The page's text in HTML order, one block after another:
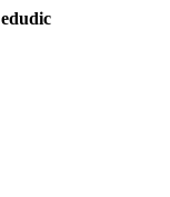
edudic